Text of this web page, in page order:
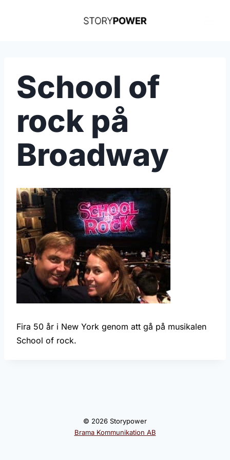
School of
rock på
Broadway
Fira 50 år i New York genom att gå på musikalen
School of rock.
© 2026 Storypower
Brama Kommunikation AB